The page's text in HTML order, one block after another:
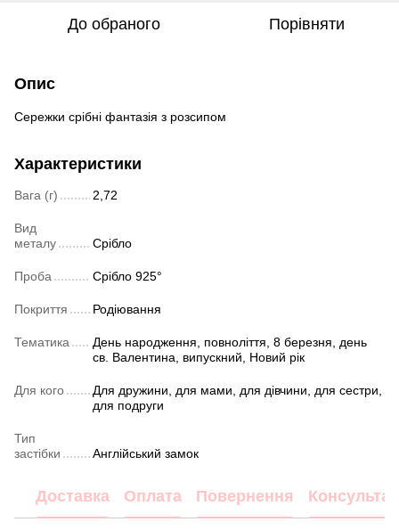
До обраного Порівняти
Опис
Сережки срібні фантазія з розсипом
Характеристики
Вага (г) 2,72
Вид
металу
Срібло
Проба Срібло 925°
Покриття Родіювання
Тематика
День народження, повноліття, 8 березня, день
св. Валентина, випускний, Новий рік
Для кого
Для дружини, для мами, для дівчини, для сестри,
для подруги
Тип
застібки
Англійський замок
Доставка Оплата Повернення